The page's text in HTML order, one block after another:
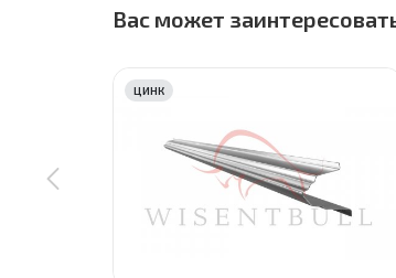
Вас может
ЦИНК